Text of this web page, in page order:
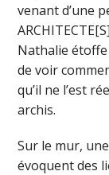
venant d’une
Nathalie étoffe
de voir
qu’il ne l’est
archis.
Sur le mur,
évoquent des